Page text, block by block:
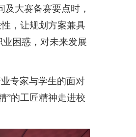
大赛备赛要点时，
，让规划方案兼具
困惑，对未来发展
专家与学生的面对
”的工匠精神走进校